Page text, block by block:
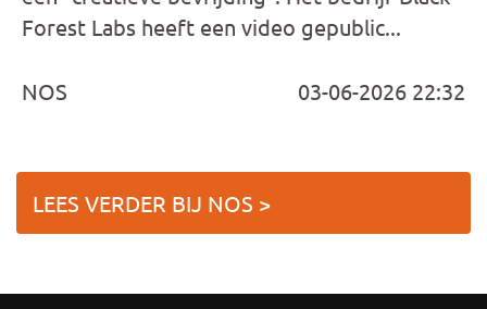
Forest Labs heeft een video gepublic...
NOS 03-06-2026 22:32
LEES VERDER BIJ NOS >